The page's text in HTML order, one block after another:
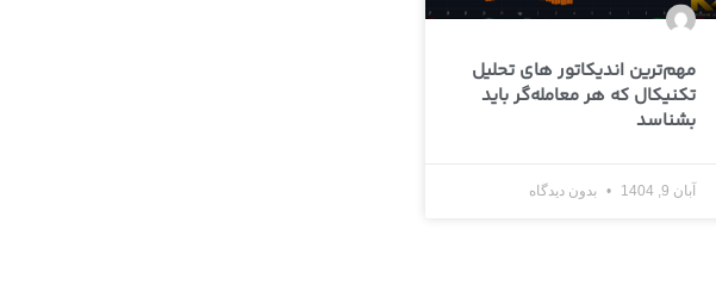
مهم‌ترین اندیکاتور های تحلیل
تکنیکال که هر معامله‌گر باید
بشناسد
آبان 9, 1404 بدون دیدگاه